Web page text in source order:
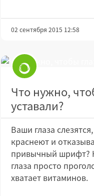
02 сентября 2015 12:58
Что нужно,
уставали?
Ваши глаза
краснеют и
привычный шрифт?
глаза просто
хватает витаминов.